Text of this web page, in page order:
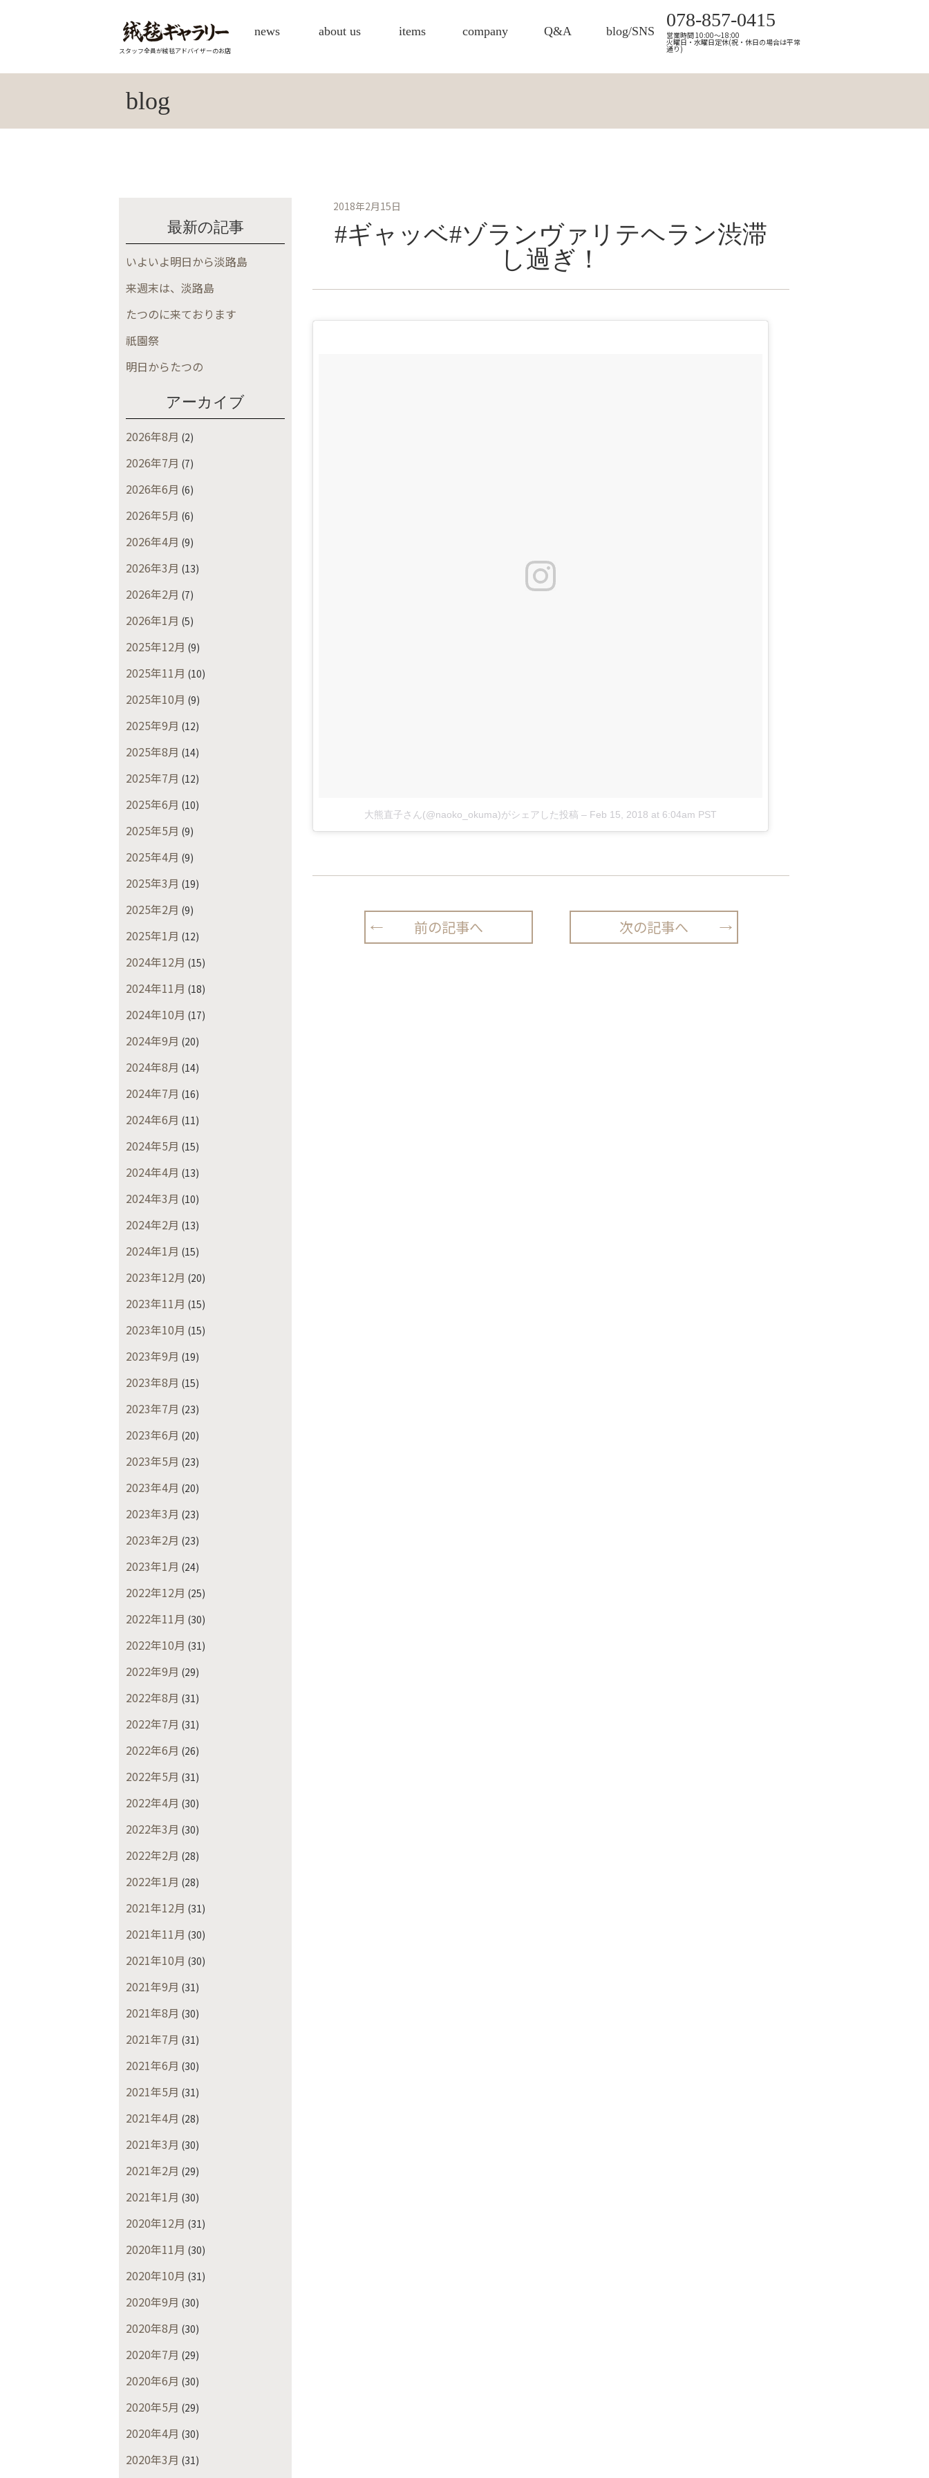
スタッフ全員が絨毯アドバイザーのお店
news about us items company Q&A blog/SNS
078-857-0415
営業時間 10:00～18:00
火曜日・水曜日定休(祝・休日の場合は平常
通り)
blog
最新の記事
いよいよ明日から淡路島
来週末は、淡路島
たつのに来ております
祇園祭
明日からたつの
アーカイブ
2026年8月 (2)
2026年7月 (7)
2026年6月 (6)
2026年5月 (6)
2026年4月 (9)
2026年3月 (13)
2026年2月 (7)
2026年1月 (5)
2025年12月 (9)
2025年11月 (10)
2025年10月 (9)
2025年9月 (12)
2025年8月 (14)
2025年7月 (12)
2025年6月 (10)
2025年5月 (9)
2025年4月 (9)
2025年3月 (19)
2025年2月 (9)
2025年1月 (12)
2024年12月 (15)
2024年11月 (18)
2024年10月 (17)
2024年9月 (20)
2024年8月 (14)
2024年7月 (16)
2024年6月 (11)
2024年5月 (15)
2024年4月 (13)
2024年3月 (10)
2024年2月 (13)
2024年1月 (15)
2023年12月 (20)
2023年11月 (15)
2023年10月 (15)
2023年9月 (19)
2023年8月 (15)
2023年7月 (23)
2023年6月 (20)
2023年5月 (23)
2023年4月 (20)
2023年3月 (23)
2023年2月 (23)
2023年1月 (24)
2022年12月 (25)
2022年11月 (30)
2022年10月 (31)
2022年9月 (29)
2022年8月 (31)
2022年7月 (31)
2022年6月 (26)
2022年5月 (31)
2022年4月 (30)
2022年3月 (30)
2022年2月 (28)
2022年1月 (28)
2021年12月 (31)
2021年11月 (30)
2021年10月 (30)
2021年9月 (31)
2021年8月 (30)
2021年7月 (31)
2021年6月 (30)
2021年5月 (31)
2021年4月 (28)
2021年3月 (30)
2021年2月 (29)
2021年1月 (30)
2020年12月 (31)
2020年11月 (30)
2020年10月 (31)
2020年9月 (30)
2020年8月 (30)
2020年7月 (29)
2020年6月 (30)
2020年5月 (29)
2020年4月 (30)
2020年3月 (31)
2018年2月15日
#ギャッベ#ゾランヴァリテヘラン渋滞
し過ぎ！
大熊直子さん(@naoko_okuma)がシェアした投稿 – Feb 15, 2018 at 6:04am PST
前の記事へ 次の記事へ